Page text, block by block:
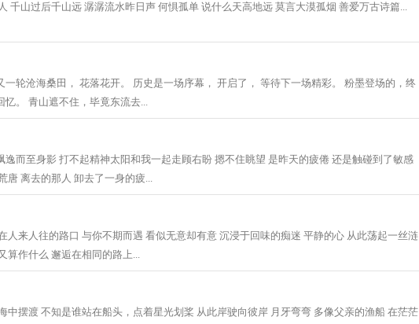
千山过后千山远 潺潺流水昨日声 何惧孤单 说什么天高地远 莫言大漠孤烟 善爱万古诗篇...
一轮沧海桑田， 花落花开。 历史是一场序幕， 开启了， 等待下一场精彩。 粉墨登场的，终
。 青山遮不住，毕竟东流去...
逸而至身影 打不起精神太阳和我一起走顾右盼 摁不住眺望 是昨天的疲倦 还是触碰到了敏感
唐 离去的那人 卸去了一身的疲...
人来人往的路口 与你不期而遇 看似无意却有意 沉浸于回味的痴迷 平静的心 从此荡起一丝涟
算作什么 邂逅在相同的路上...
中摆渡 不知是谁站在船头，点着星光划桨 从此岸驶向彼岸 月牙弯弯 多像父亲的渔船 在茫茫